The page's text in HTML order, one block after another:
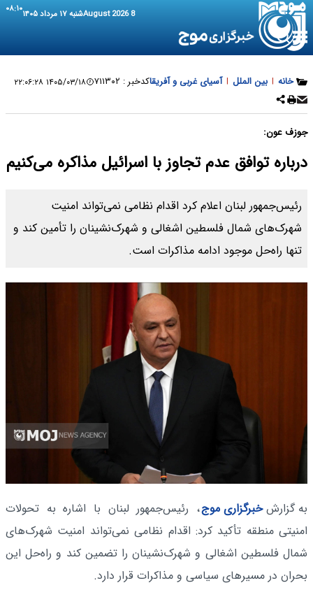
8 August 2026 شنبه ۱۷ مرداد ۱۴۰۵ ۰۸:۱۰
خانه | بین الملل | آسیای غربی و آفریقاکدخبر : ۷۱۱۳۰۲ ۱۴۰۵/۰۳/۱۸ ۲۲:۰۶:۲۸
جوزف عون:
درباره توافق عدم تجاوز با اسرائیل مذاکره می‌کنیم
رئیس‌جمهور لبنان اعلام کرد اقدام نظامی نمی‌تواند امنیت
شهرک‌های شمال فلسطین اشغالی و شهرک‌نشینان را تأمین کند و
تنها راه‌حل موجود ادامه مذاکرات است.
به گزارشخبرگزاری موج، رئیس‌جمهور لبنان با اشاره به تحولات
امنیتی منطقه تأکید کرد: اقدام نظامی نمی‌تواند امنیت شهرک‌های
شمال فلسطین اشغالی و شهرک‌نشینان را تضمین کند و راه‌حل این
بحران در مسیرهای سیاسی و مذاکرات قرار دارد.